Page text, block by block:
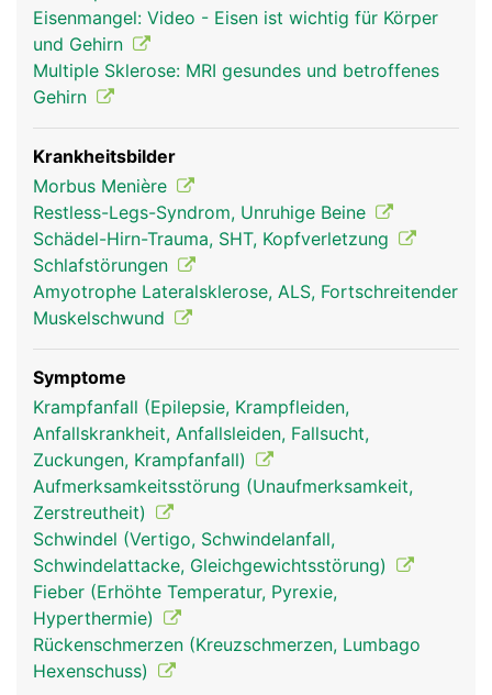
Anders als andere Zellen kann der Körper
geschädigte Hirnzellen nicht regenerieren. Als
Kommandozentrale steuert das Hirn praktisch alle
Körperfunktionen, wobei verschiedene Bereiche
des Hirns unterschiedliche Aufgaben erfüllen. Das
Stammhirn steuert z.B. Atmung, Herzschlag,
Verdauung, und andere lebenswichtige Funktionen
wie die Körpertemperatur. Das Zwischenhirn ist die
Umschaltstelle zum Grosshirn und besitzt an der
Unterseite die Hirnanhangsdrüse, die den
Hormonhaushalt reguliert. Das Grosshirn steuert
die Bewegungen, ist Sitz der Gedanken, Gefühle,
Mittelhirn steuert den Schlaf und das Kleinhirn ist
für das Gleichgewicht und die Koordination von
Bewegungen zuständig. Zur optimalen Funktion ist
unser Gehirn auf eine ununterbrochene
Sauerstoffversorgung über die Durchblutung
angewiesen. Eine Unterbrechung des Blutflusses
von mehr als 10 Sekunden führt zur
Bewusstlosigkeit, eine Unterbrechung für mehrere
Minuten führt bereits zu bleibenden Schäden.
Geschützt wird das Gehirn vom umliegenden
Schädelknochen und den umgebenden Hirnhäuten,
zwischen denen die Hirn-Rückenmark-Flüssigkeit
(Liquor) fliesst, um Stösse abzudämpfen. Über den
Eisenmangel: Video - Eisen ist wichtig für Körper
und Gehirn
Multiple Sklerose: MRI gesundes und betroffenes
Gehirn
Krankheitsbilder
Morbus Menière
Restless-Legs-Syndrom, Unruhige Beine
Schädel-Hirn-Trauma, SHT, Kopfverletzung
Schlafstörungen
Amyotrophe Lateralsklerose, ALS, Fortschreitender
Muskelschwund
Symptome
Krampfanfall (Epilepsie, Krampfleiden,
Anfallskrankheit, Anfallsleiden, Fallsucht,
Zuckungen, Krampfanfall)
Aufmerksamkeitsstörung (Unaufmerksamkeit,
Zerstreutheit)
Schwindel (Vertigo, Schwindelanfall,
Schwindelattacke, Gleichgewichtsstörung)
Fieber (Erhöhte Temperatur, Pyrexie,
Hyperthermie)
Rückenschmerzen (Kreuzschmerzen, Lumbago
Hexenschuss)